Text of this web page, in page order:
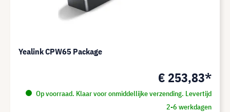
Yealink CPW65 Package
€ 253,83*
Op voorraad. Klaar voor onmiddellijke verzending. Levertijd
2-6 werkdagen